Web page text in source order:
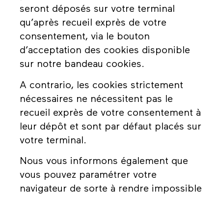
seront déposés sur votre terminal
qu’après recueil exprès de votre
consentement, via le bouton
d’acceptation des cookies disponible
sur notre bandeau cookies.
A contrario, les cookies strictement
nécessaires ne nécessitent pas le
recueil exprès de votre consentement à
leur dépôt et sont par défaut placés sur
votre terminal.
Nous vous informons également que
vous pouvez paramétrer votre
navigateur de sorte à rendre impossible